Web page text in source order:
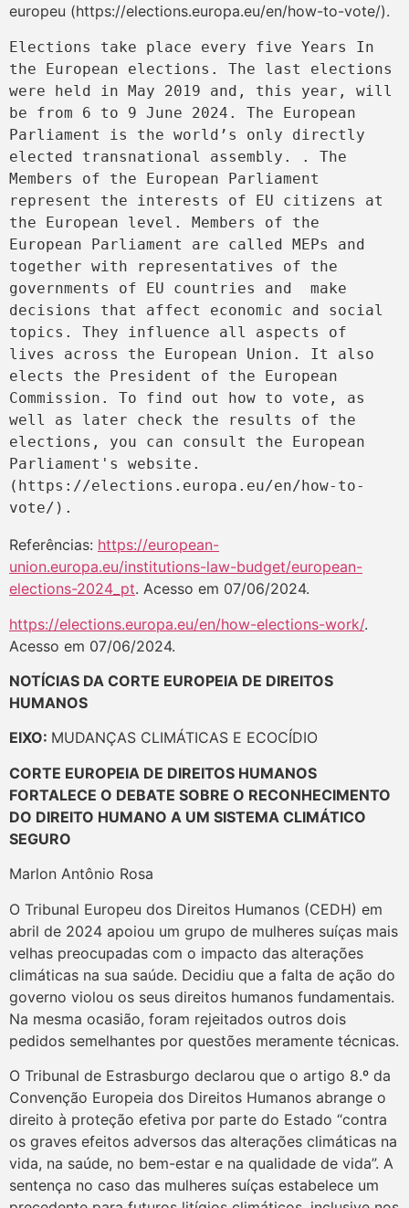
europeu (https://elections.europa.eu/en/how-to-vote/).
Elections take place every five Years In
the European elections. The last elections
were held in May 2019 and, this year, will
be from 6 to 9 June 2024. The European
Parliament is the world’s only directly
elected transnational assembly. . The
Members of the European Parliament
represent the interests of EU citizens at
the European level. Members of the
European Parliament are called MEPs and
together with representatives of the
governments of EU countries and  make
decisions that affect economic and social
topics. They influence all aspects of
lives across the European Union. It also
elects the President of the European
Commission. To find out how to vote, as
well as later check the results of the
elections, you can consult the European
Parliament's website.
(https://elections.europa.eu/en/how-to-
vote/).
Referências: https://european-
union.europa.eu/institutions-law-budget/european-
elections-2024_pt. Acesso em 07/06/2024.
https://elections.europa.eu/en/how-elections-work/.
Acesso em 07/06/2024.
NOTÍCIAS DA CORTE EUROPEIA DE DIREITOS
HUMANOS
EIXO: MUDANÇAS CLIMÁTICAS E ECOCÍDIO
CORTE EUROPEIA DE DIREITOS HUMANOS
FORTALECE O DEBATE SOBRE O RECONHECIMENTO
DO DIREITO HUMANO A UM SISTEMA CLIMÁTICO
SEGURO
Marlon Antônio Rosa
O Tribunal Europeu dos Direitos Humanos (CEDH) em
abril de 2024 apoiou um grupo de mulheres suíças mais
velhas preocupadas com o impacto das alterações
climáticas na sua saúde. Decidiu que a falta de ação do
governo violou os seus direitos humanos fundamentais.
Na mesma ocasião, foram rejeitados outros dois
pedidos semelhantes por questões meramente técnicas.
O Tribunal de Estrasburgo declarou que o artigo 8.º da
Convenção Europeia dos Direitos Humanos abrange o
direito à proteção efetiva por parte do Estado “contra
os graves efeitos adversos das alterações climáticas na
vida, na saúde, no bem-estar e na qualidade de vida”. A
sentença no caso das mulheres suíças estabelece um